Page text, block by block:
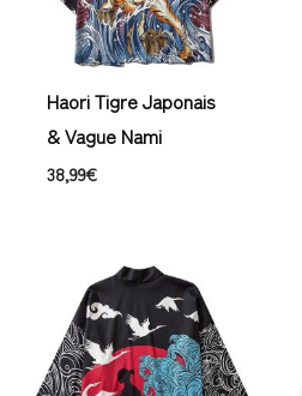
Haori Tigre Japonais
& Vague Nami
38,99€